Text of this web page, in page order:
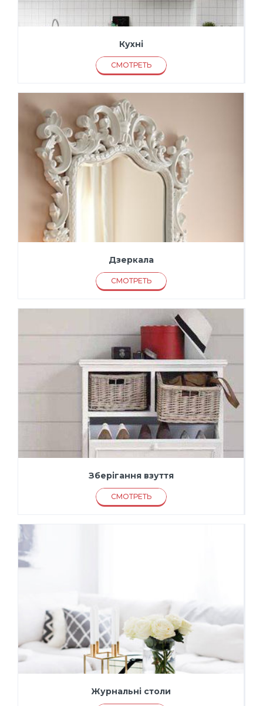
Кухні
СМОТРЕТЬ
Дзеркала
СМОТРЕТЬ
Зберігання взуття
СМОТРЕТЬ
Журнальні столи